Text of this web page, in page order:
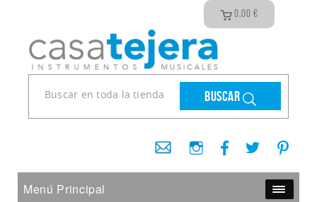
0,00 €
Buscar
Menú Principal